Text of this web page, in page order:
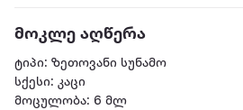
მოკლე აღწერა
ტიპი: ზეთოვანი სუნამო
სქესი: კაცი
მოცულობა: 6 მლ